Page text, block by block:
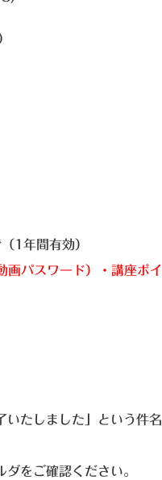
（1年間有効）
パスワード）・講座ポ
たしました」という件
をご確認ください。